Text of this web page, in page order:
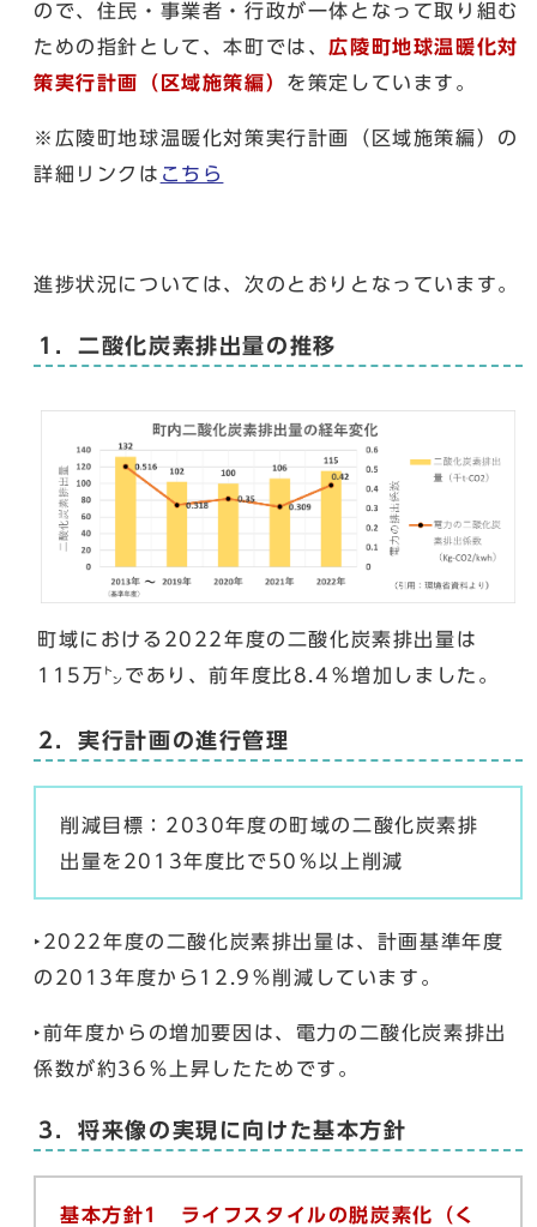
ので、住民・事業者・行政が一体となって取り組む
ための指針として、本町では、 広陵町地球温暖化対
策実行計画（区域施策編） を策定しています。
※広陵町地球温暖化対策実行計画（区域施策編）の
詳細リンクは こちら
進捗状況については、次のとおりとなっています。
1．二酸化炭素排出量の推移
町域における2022年度の二酸化炭素排出量は
115万㌧であり、前年度比8.4％増加しました。
2．実行計画の進行管理
削減目標：2030年度の町域の二酸化炭素排
出量を2013年度比で50％以上削減
‣2022年度の二酸化炭素排出量は、計画基準年度
の2013年度から12.9％削減しています。
‣前年度からの増加要因は、電力の二酸化炭素排出
係数が約36％上昇したためです。
3．将来像の実現に向けた基本方針
基本方針1 ライフスタイルの脱炭素化（く